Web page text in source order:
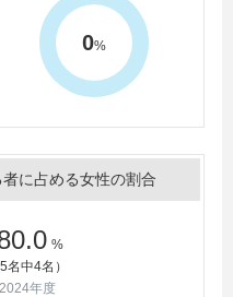
0%
に占める女性の割合
%
5名中4名）
2024年度